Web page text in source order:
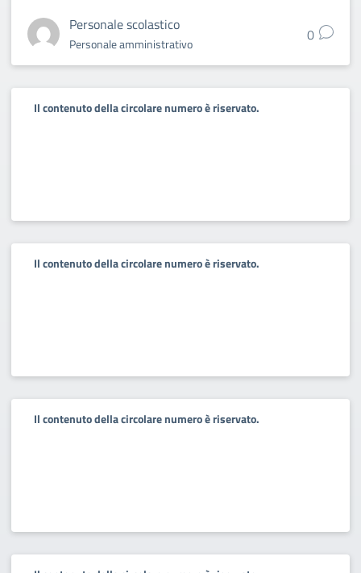
Personale scolastico
Personale amministrativo 0
Il contenuto della circolare numero è riservato.
Il contenuto della circolare numero è riservato.
Il contenuto della circolare numero è riservato.